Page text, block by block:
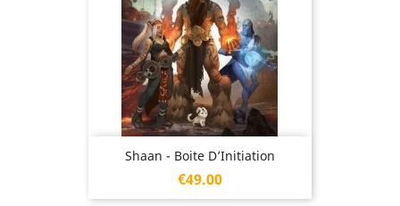
Shaan - Boite D’Initiation
Price
€49.00